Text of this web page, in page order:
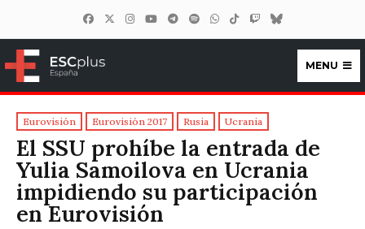
ESCplus España
MENU
Eurovisión Eurovisión 2017 Rusia Ucrania
El SSU prohíbe la entrada de
Yulia Samoilova en Ucrania
impidiendo su participación
en Eurovisión